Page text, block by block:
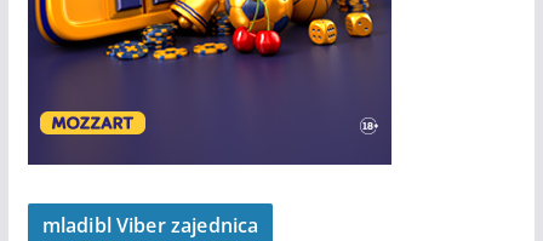
mladibl Viber zajednica